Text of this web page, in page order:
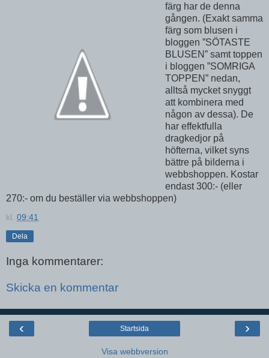
färg har de denna
gången. (Exakt samma
färg som blusen i
bloggen ”SÖTASTE
BLUSEN” samt toppen
i bloggen ”SOMRIGA
TOPPEN” nedan,
alltså mycket snyggt
att kombinera med
någon av dessa). De
har effektfulla
dragkedjor på
höfterna, vilket syns
bättre på bilderna i
webbshoppen. Kostar
endast 300:- (eller
270:- om du beställer via webbshoppen)
kl. 09:41
Dela
Inga kommentarer:
Skicka en kommentar
‹ ›
Startsida
Visa webbversion